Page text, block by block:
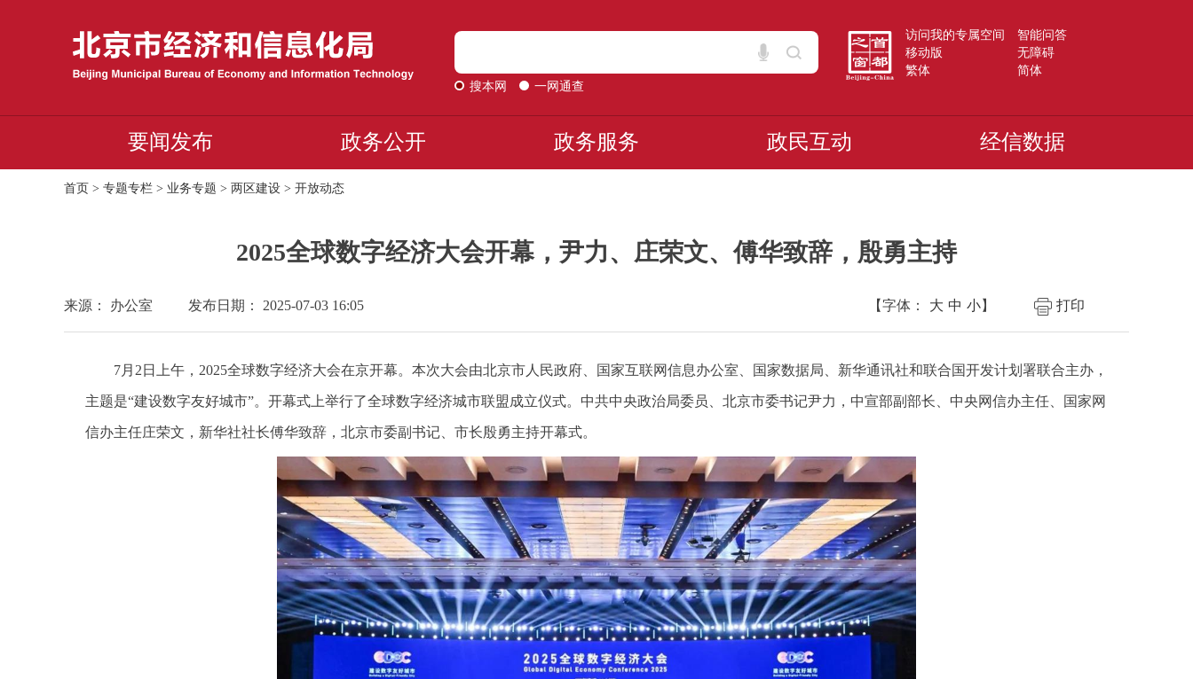
搜本网 一网通查
访问我的专属空间
智能问答
移动版
无障碍
繁体
简体
要闻发布 政务公开 政务服务 政民互动 经信数据
首页 > 专题专栏 > 业务专题 > 两区建设 > 开放动态
2025全球数字经济大会开幕，尹力、庄荣文、傅华致辞，殷勇主持
来源： 办公室 发布日期： 2025-07-03 16:05 【字体： 大 中 小】 打印
7月2日上午，2025全球数字经济大会在京开幕。本次大会由北京市人民政府、国家互联网信息办公室、国家数据局、新华通讯社和联合国开发计划署联合主办，
主题是“建设数字友好城市”。开幕式上举行了全球数字经济城市联盟成立仪式。中共中央政治局委员、北京市委书记尹力，中宣部副部长、中央网信办主任、国家网
信办主任庄荣文，新华社社长傅华致辞，北京市委副书记、市长殷勇主持开幕式。